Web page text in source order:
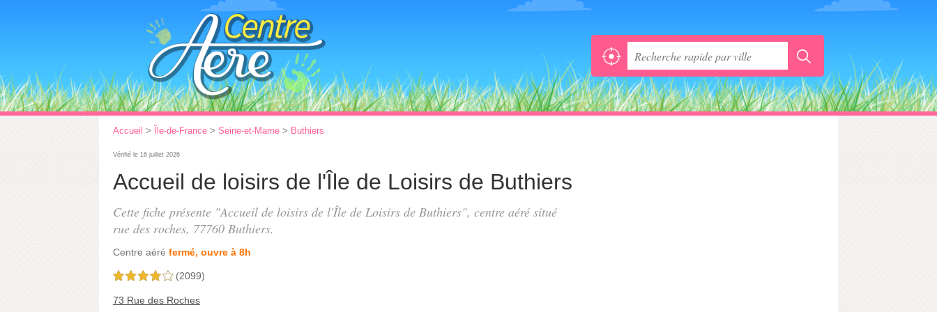
Accueil > Île-de-France > Seine-et-Marne > Buthiers
Vérifié le 16 juillet 2026
Accueil de loisirs de l'Île de Loisirs de Buthiers
Cette fiche présente "Accueil de loisirs de l'Île de Loisirs de Buthiers", centre aéré situé
rue des roches, 77760 Buthiers.
Centre aéré fermé, ouvre à 8h
4,0 étoiles sur 5 (2099)
73 Rue des Roches